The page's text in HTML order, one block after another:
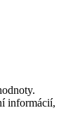
informácií,